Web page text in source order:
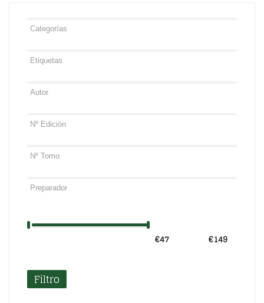
€47 €149
Filtro